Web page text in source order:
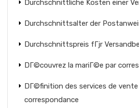
Durchschnittliche Kosten einer
Durchschnittsalter der
Durchschnittspreis fГјr
DГ©couvrez la mariГ©e par
DГ©finition des services de
correspondance